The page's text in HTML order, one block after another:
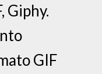
Giphy.
GIF